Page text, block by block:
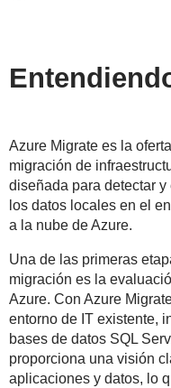
Azure Migrate es la
migración de
diseñada para detectar
los datos locales en el
a la nube de Azure.
Una de las primeras
migración es la
Azure. Con Azure
entorno de IT existente,
bases de datos SQL
proporciona una visión
aplicaciones y datos, lo